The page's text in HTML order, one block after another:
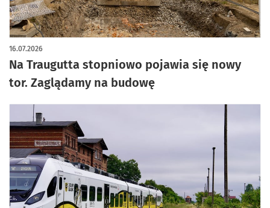
Na Traugutta stopniowo pojawia się nowy
tor. Zaglądamy na budowę
16.07.2026
artykuł z galerią zdjęć